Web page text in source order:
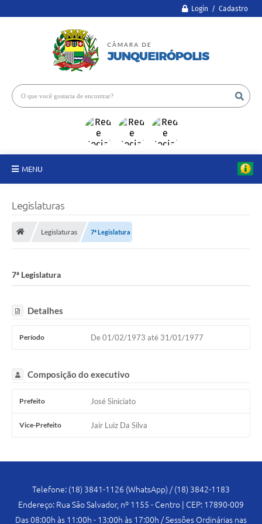
Login / Cadastro
MENU
Atos Oficiais
Arquivos
Relatório de Viagens
Audiências Públicas
Prestação de Contas
Diário Oficial
Consulta Popular
Lei Geral de Proteção de Dados (LGPD)
Legislaturas
Legislaturas 7ª Legislatura
7ª Legislatura
Detalhes
Período De 01/02/1973 até 31/01/1977
Composição do executivo
Prefeito José Siniciato
Vice-Prefeito Jair Luiz Da Silva
Telefone: (18) 3841-1126 (WhatsApp) / (18) 3842-1183
Endereço: Rua São Salvador, nº 1155 - Centro | CEP: 17890-009
Das 08:00h às 11:00h - 13:00h às 17:00h / Sessões Ordinárias nas